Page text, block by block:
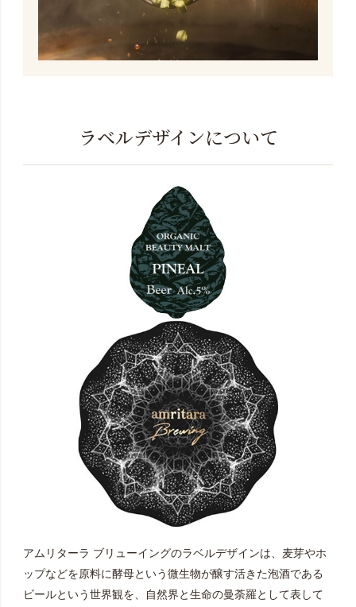
ラベルデザインについて
アムリターラ ブリューイングのラベルデザインは、麦芽やホ
ップなどを原料に酵母という微生物が醸す活きた泡酒である
ビールという世界観を、自然界と生命の曼荼羅として表して